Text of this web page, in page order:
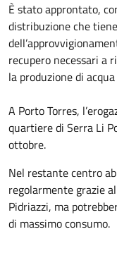
È stato approntato,
distribuzione che
recupero necessari a
la produzione di
A Porto Torres,
quartiere di Serra Li
ottobre.
Nel restante centro
regolarmente grazie
Pidriazzi, ma
di massimo consumo.